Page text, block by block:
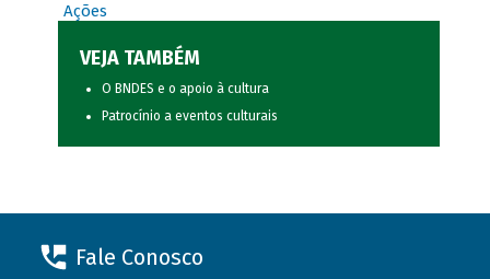
Ações
VEJA TAMBÉM
O BNDES e o apoio à cultura
Patrocínio a eventos culturais
Fale Conosco